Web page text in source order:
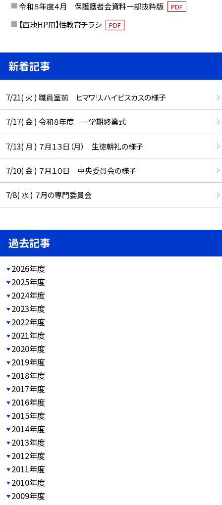
令和８年度４月 保護護者会資料一部抜粋版
PDF
【西池HP用】性教育チラシ PDF
新着記事
7/21( 火 ) 職員室前 ヒマワリ、ハイビスカスの様子
7/17( 金 ) 令和８年度 一学期終業式
7/13( 月 ) ７月１３日（月） 生徒朝礼の様子
7/10( 金 ) ７月１０日 中央委員会の様子
7/8( 水 ) ７月の専門委員会
過去記事
2026年度
2025年度
2024年度
2023年度
2022年度
2021年度
2020年度
2019年度
2018年度
2017年度
2016年度
2015年度
2014年度
2013年度
2012年度
2011年度
2010年度
2009年度